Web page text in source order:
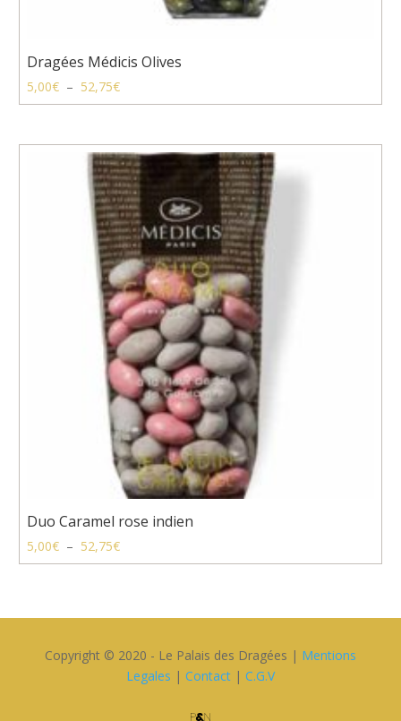
Dragées Médicis Olives
5,00€ – 52,75€Plage
de
5,00€
à
52,75€
Duo Caramel rose indien
5,00€ – 52,75€Plage
de
52,75€
Copyright © 2020 - Le Palais des Dragées | Mentions
Legales | Contact| C.G.V